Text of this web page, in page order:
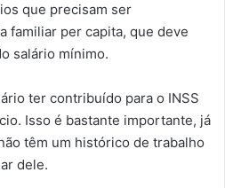
que precisam ser
familiar per capita, que deve
salário mínimo.
ter contribuído para o INSS
Isso é bastante importante, já
têm um histórico de trabalho
dele.